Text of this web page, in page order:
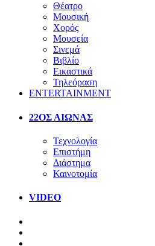
Θέατρο
Μουσική
Χορός
Μουσεία
Σινεμά
Βιβλίο
Εικαστικά
Τηλεόραση
ENTERTAINMENT
22ΟΣ ΑΙΩΝΑΣ
Τεχνολογία
Επιστήμη
Διάστημα
Καινοτομία
VIDEO